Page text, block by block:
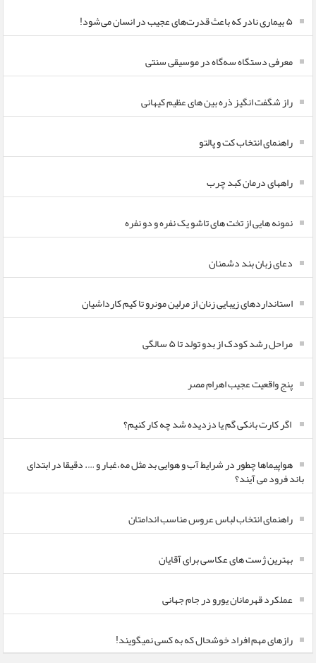
۵ بیماری نادر که باعث قدرت‌های عجیب در انسان می‌شود!
معرفی دستگاه سه‌گاه در موسیقی سنتی
راز شگفت انگیز ذره بین های عظیم کیهانی
راهنمای انتخاب کت و پالتو
راههای درمان کبد چرب
نمونه هایی از تخت های تاشو یک نفره و دو نفره
دعای زبان بند دشمنان
استانداردهای زیبایی زنان از مرلین مونرو تا کیم کارداشیان
مراحل رشد کودک از بدو تولد تا ۵ سالگی
پنج واقعیت عجیب اهرام مصر
اگر کارت بانکی گم یا دزدیده شد چه کار کنیم؟
هواپیماها چطور در شرایط آب و هوایی بد مثل مه،غبار و …. دقیقا در ابتدای
باند فرود می آیند؟
راهنمای انتخاب لباس عروس مناسب اندامتان
بهترین ژست های عکاسی برای آقایان
عملکرد قهرمانان یورو در جام جهانی
رازهای مهم افراد خوشحال که به کسی نمیگویند!